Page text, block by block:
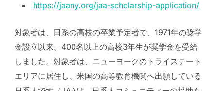
https://jaany.org/jaa-scholarship-application/
対象者は、日系の高校の卒業予定者で、1971年の奨学
金設立以来、400名以上の高校3年生が奨学金を受給
しました。対象者は、ニューヨークのトライステート
エリアに居住し、米国の高等教育機関へ出願している